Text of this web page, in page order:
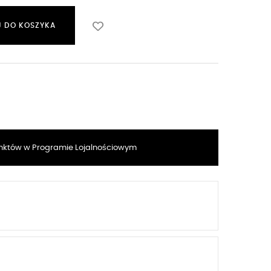
DO KOSZYKA
w Programie Lojalnościowym